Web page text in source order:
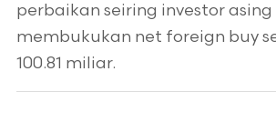
perbaikan seiring investor
membukukan net foreign buy
100.81 miliar.